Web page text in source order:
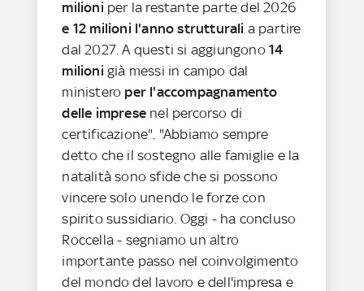
milioni per la restante parte del 2026
e 12 milioni l'anno strutturali a partire
dal 2027. A questi si aggiungono14
milioni già messi in campo dal
ministero per l'accompagnamento
delle imprese nel percorso di
certificazione". "Abbiamo sempre
detto che il sostegno alle famiglie e la
natalità sono sfide che si possono
vincere solo unendo le forze con
spirito sussidiario. Oggi - ha concluso
Roccella - segniamo un altro
importante passo nel coinvolgimento
del mondo del lavoro e dell'impresa e